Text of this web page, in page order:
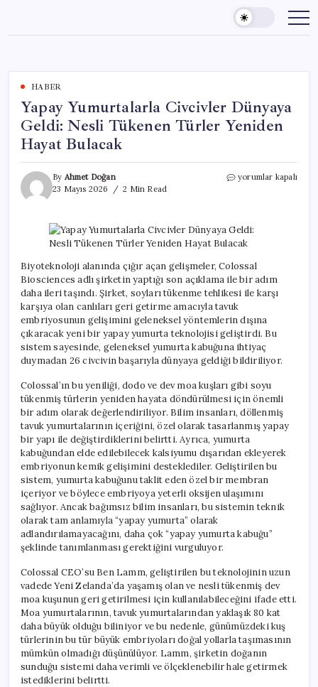
content
HABER
Yapay Yumurtalarla Civcivler Dünyaya
Geldi: Nesli Tükenen Türler Yeniden
Hayat Bulacak
By Ahmet Doğan
23 Mayıs 2026
2 Min Read
Yapay
Geldi:
Nesli
Tükenen
Türler
Yeniden
Hayat
Bulacak
için
yorumlar kapalı
Biyoteknoloji alanında çığır açan gelişmeler, Colossal
Biosciences adlı şirketin yaptığı son açıklama ile bir adım
daha ileri taşındı. Şirket, soyları tükenme tehlikesi ile karşı
karşıya olan canlıları geri getirme amacıyla tavuk
embriyosunun gelişimini geleneksel yöntemlerin dışına
çıkaracak yeni bir yapay yumurta teknolojisi geliştirdi. Bu
sistem sayesinde, geleneksel yumurta kabuğuna ihtiyaç
duymadan 26 civcivin başarıyla dünyaya geldiği bildiriliyor.
Colossal’ın bu yeniliği, dodo ve dev moa kuşları gibi soyu
tükenmiş türlerin yeniden hayata döndürülmesi için önemli
bir adım olarak değerlendiriliyor. Bilim insanları, döllenmiş
tavuk yumurtalarının içeriğini, özel olarak tasarlanmış yapay
bir yapı ile değiştirdiklerini belirtti. Ayrıca, yumurta
kabuğundan elde edilebilecek kalsiyumu dışarıdan ekleyerek
embriyonun kemik gelişimini desteklediler. Geliştirilen bu
sistem, yumurta kabuğunu taklit eden özel bir membran
içeriyor ve böylece embriyoya yeterli oksijen ulaşımını
sağlıyor. Ancak bağımsız bilim insanları, bu sistemin teknik
olarak tam anlamıyla “yapay yumurta” olarak
adlandırılamayacağını, daha çok “yapay yumurta kabuğu”
şeklinde tanımlanması gerektiğini vurguluyor.
Colossal CEO’su Ben Lamm, geliştirilen bu teknolojinin uzun
vadede Yeni Zelanda’da yaşamış olan ve nesli tükenmiş dev
moa kuşunun geri getirilmesi için kullanılabileceğini ifade etti.
Moa yumurtalarının, tavuk yumurtalarından yaklaşık 80 kat
daha büyük olduğu biliniyor ve bu nedenle, günümüzdeki kuş
türlerinin bu tür büyük embriyoları doğal yollarla taşımasının
mümkün olmadığı düşünülüyor. Lamm, şirketin doğanın
sunduğu sistemi daha verimli ve ölçeklenebilir hale getirmek
istediklerini belirtti.